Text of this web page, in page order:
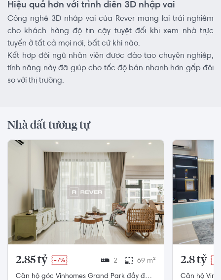
Hiệu quả hơn với trình diễn 3D nhập vai
Công nghệ 3D nhập vai của Rever mang lại trải nghiệm
cho khách hàng độ tin cậy tuyệt đối khi xem nhà trực
tuyến ở tất cả mọi nơi, bất cứ khi nào.
Kết hợp đội ngũ nhân viên được đào tạo chuyên nghiệp,
tính năng này đã giúp cho tốc độ bán nhanh hơn gấp đôi
so với thị trường.
Nhà đất tương tự
2.85 tỷ -7% 2 69 m²
Căn hộ góc Vinhomes Grand Park đầy đủ
2.8 tỷ
Căn hộ